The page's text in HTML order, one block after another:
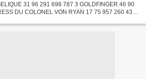
31 96 291 698 787 3 GOLDFINGER 46 90
DU COLONEL VON RYAN 17 75 957 260 431